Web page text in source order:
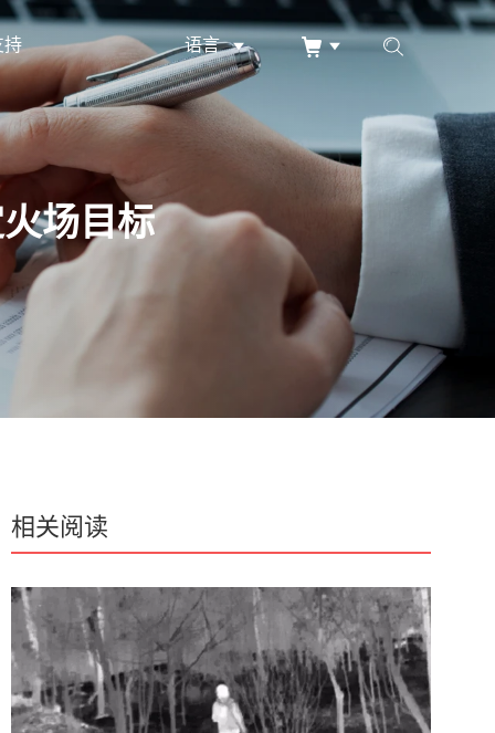
语言
场目标
相关阅读